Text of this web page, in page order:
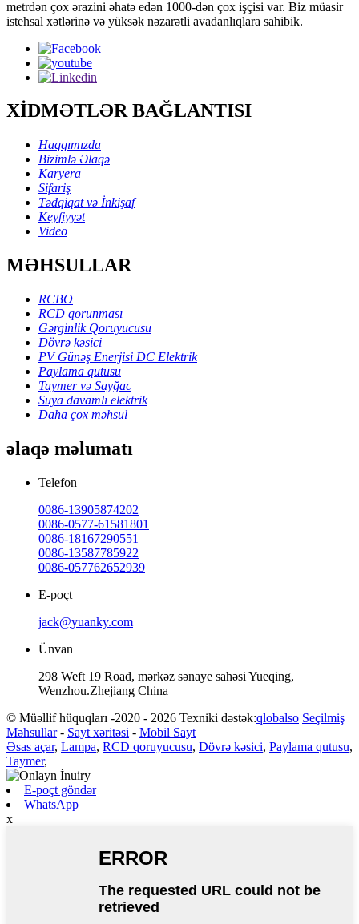
metrdən çox ərazini əhatə edən 1000-dən çox işçisi var. Biz müasir
istehsal xətlərinə və yüksək nəzarətli avadanlıqlara sahibik.
XİDMƏTLƏR BAĞLANTISI
Haqqımızda
Bizimlə Əlaqə
Karyera
Sifariş
Tədqiqat və İnkişaf
Keyfiyyət
Video
MƏHSULLAR
RCBO
RCD qorunması
Gərginlik Qoruyucusu
Dövrə kəsici
PV Günəş Enerjisi DC Elektrik
Paylama qutusu
Taymer və Sayğac
Suya davamlı elektrik
Daha çox məhsul
əlaqə məlumatı
Telefon
0086-13905874202
0086-0577-61581801
0086-18167290551
0086-13587785922
0086-057762652939
E-poçt
jack@yuanky.com
Ünvan
298 Weft 19 Road, mərkəz sənaye sahəsi Yueqing,
Wenzhou.Zhejiang China
© Müəllif hüquqları -2020 - 2026 Texniki dəstək:qlobalso Seçilmiş
Məhsullar- Sayt xəritəsi - Mobil Sayt
Əsas açar, Lampa, RCD qoruyucusu, Dövrə kəsici, Paylama qutusu,
Taymer,
E-poçt göndər
WhatsApp
x